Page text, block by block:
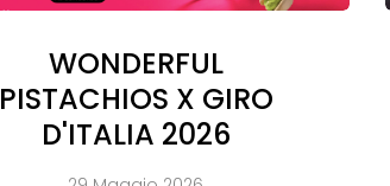
WONDERFUL
PISTACHIOS X GIRO
D'ITALIA 2026